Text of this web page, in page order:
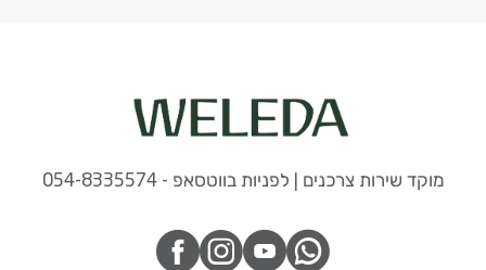
מוקד שירות צרכנים | לפניות בווטסאפ - 054-8335574